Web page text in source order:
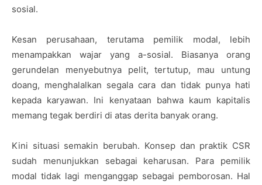
sosial.
Kesan perusahaan, terutama pemilik modal, lebih
menampakkan wajar yang a-sosial. Biasanya orang
gerundelan menyebutnya pelit, tertutup, mau untung
doang, menghalalkan segala cara dan tidak punya hati
kepada karyawan. Ini kenyataan bahwa kaum kapitalis
memang tegak berdiri di atas derita banyak orang.
Kini situasi semakin berubah. Konsep dan praktik CSR
sudah menunjukkan sebagai keharusan. Para pemilik
modal tidak lagi menganggap sebagai pemborosan. Hal